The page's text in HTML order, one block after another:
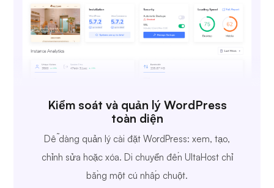
Kiểm soát và quản lý WordPress
toàn diện
Dễ dàng quản lý cài đặt WordPress: xem, tạo,
chỉnh sửa hoặc xóa. Di chuyển đến UltaHost chỉ
bằng một cú nhấp chuột.